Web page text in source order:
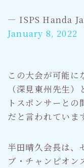
— ISPS Handa
January 8, 2022
この大会が可能に
（深見東州先生
トスポンサーとの
だと言われていま
半田晴久会長は、
ブ・チャンピオン